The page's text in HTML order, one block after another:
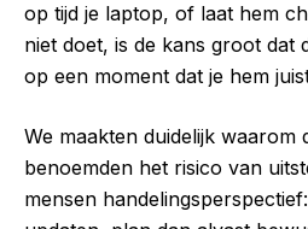
op tijd je laptop, of laat hem
niet doet, is de kans groot dat
op een moment dat je hem
We maakten duidelijk waarom
benoemden het risico van
mensen